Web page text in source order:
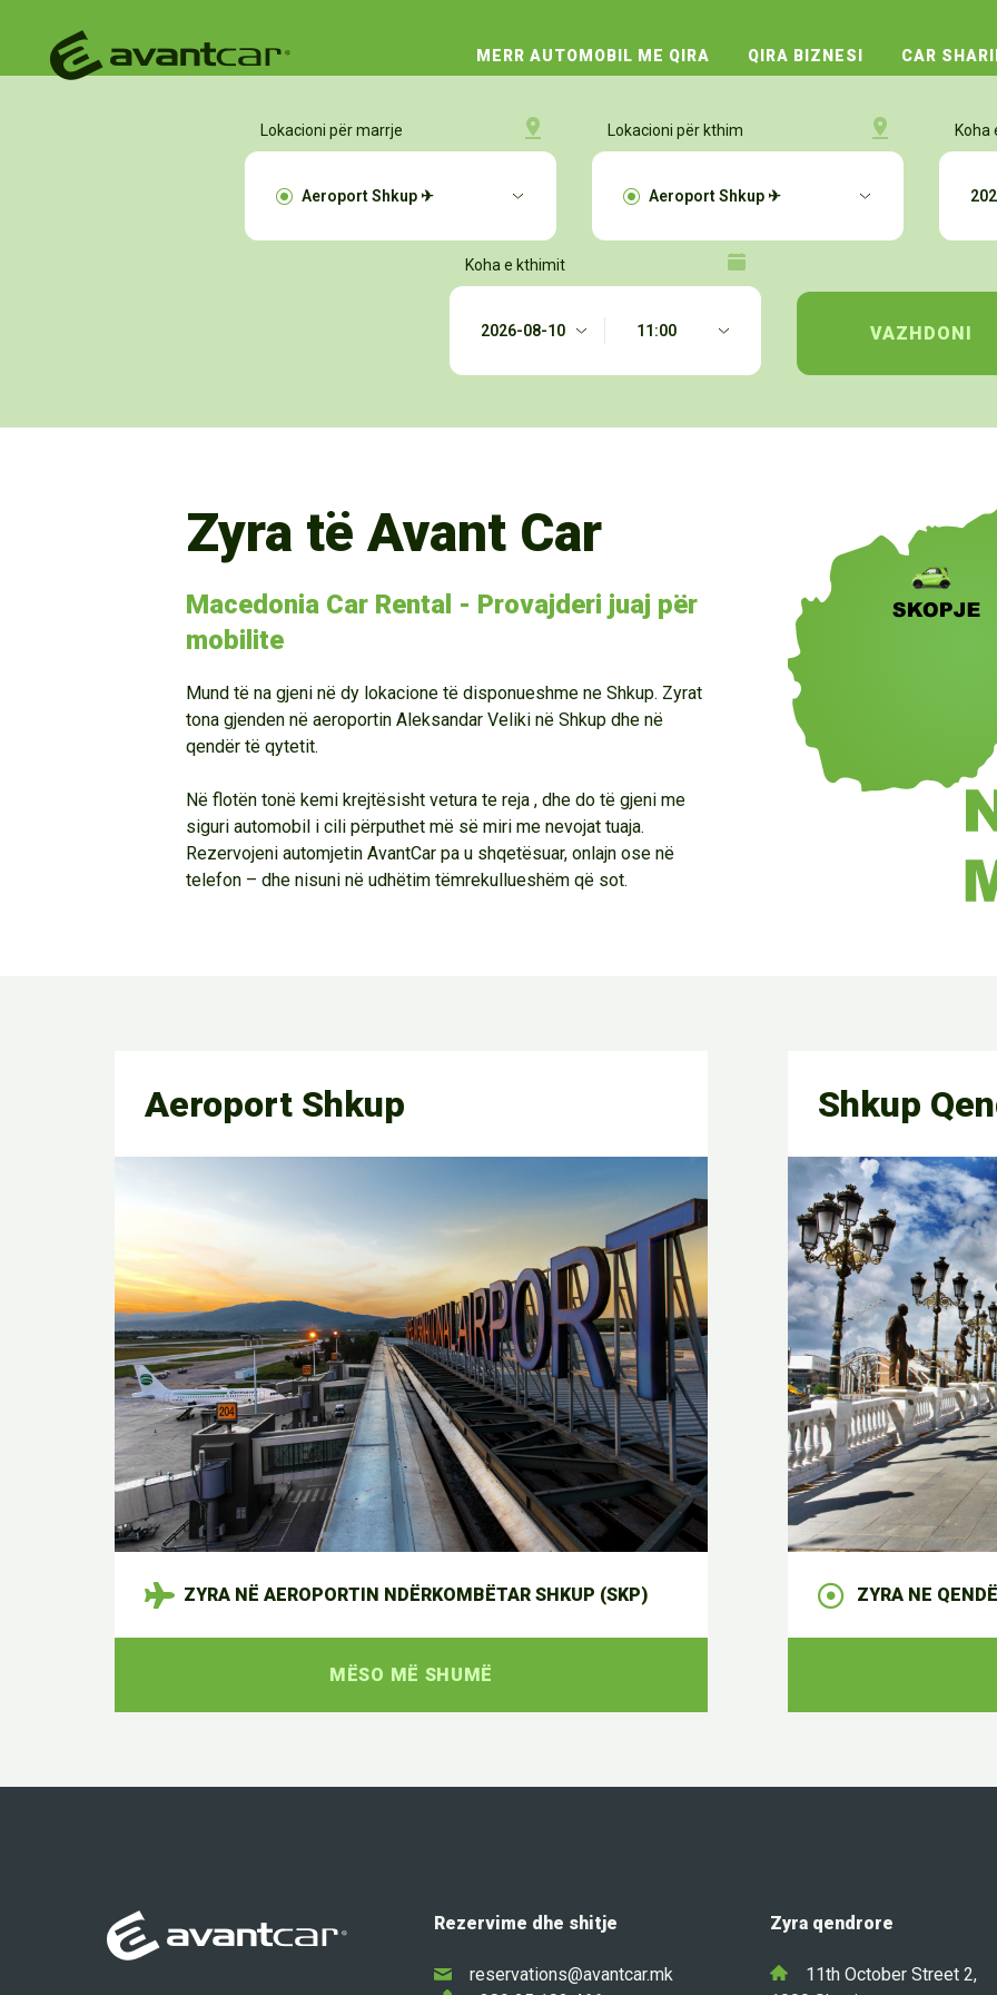
MERR AUTOMOBIL ME QIRA QIRA BIZNESI CAR
Lokacioni për marrje Lokacioni për kthim Koha
Koha e kthimit
Zyra të Avant Car
Macedonia Car Rental - Provajderi juaj për
mobilite
Mund të na gjeni në dy lokacione të disponueshme ne Shkup. Zyrat
tona gjenden në aeroportin Aleksandar Veliki në Shkup dhe në
qendër të qytetit.
Në flotën tonë kemi krejtësisht vetura te reja , dhe do të gjeni me
siguri automobil i cili përputhet më së miri me nevojat tuaja.
Rezervojeni automjetin AvantCar pa u shqetësuar, onlajn ose në
telefon – dhe nisuni në udhëtim tëmrekullueshëm që sot.
Aeroport Shkup
ZYRA NË AEROPORTIN NDËRKOMBËTAR SHKUP (SKP)
MËSO MË SHUMË
Shkup
ZYRA NE
Rezervime dhe shitje
reservations@avantcar.mk
Zyra qendrore
11th October Street 2,